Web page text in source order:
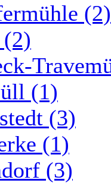
(2)
(1)
(3)
(1)
(3)